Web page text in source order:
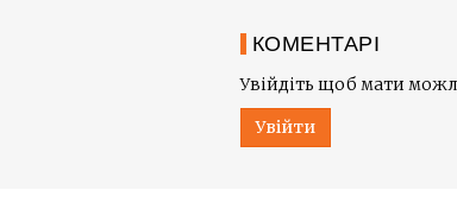
КОМЕНТАРІ
Увійдіть щоб мати
Увійти